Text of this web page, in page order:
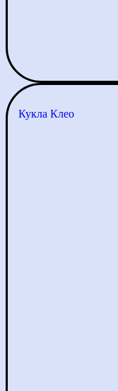
Кукла Клео